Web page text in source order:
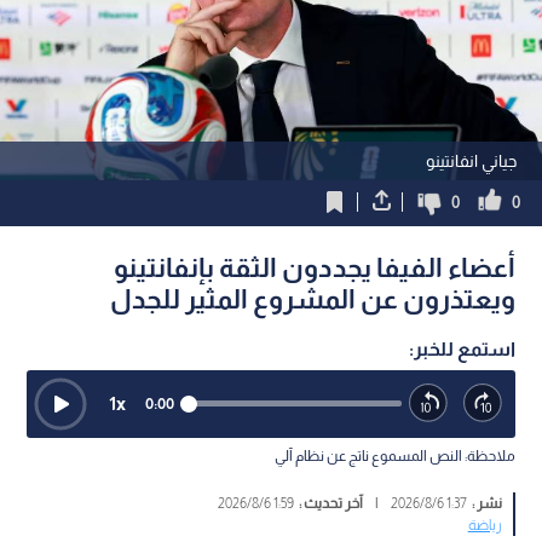
جياني انفانتينو
0
0
أعضاء الفيفا يجددون الثقة بإنفانتينو
ويعتذرون عن المشروع المثير للجدل
استمع للخبر:
0:00
1x
ملاحظة: النص المسموع ناتج عن نظام آلي
نشر :1:37 2026/8/6
| آخر تحديث :1:59 2026/8/6
رياضة